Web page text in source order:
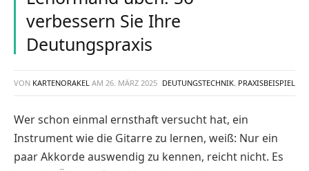
verbessern Sie Ihre
Deutungspraxis
VON KARTENORAKEL AM 26. MÄRZ 2025 DEUTUNGSTECHNIK, PRAXISBEISPIEL
Wer schon einmal ernsthaft versucht hat, ein
Instrument wie die Gitarre zu lernen, weiß: Nur ein
paar Akkorde auswendig zu kennen, reicht nicht. Es